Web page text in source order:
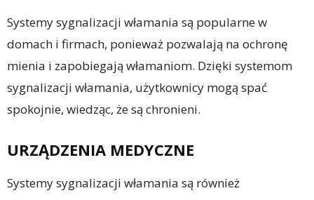
Systemy sygnalizacji włamania są popularne w
domach i firmach, ponieważ pozwalają na ochronę
mienia i zapobiegają włamaniom. Dzięki systemom
sygnalizacji włamania, użytkownicy mogą spać
spokojnie, wiedząc, że są chronieni.
URZĄDZENIA MEDYCZNE
Systemy sygnalizacji włamania są również